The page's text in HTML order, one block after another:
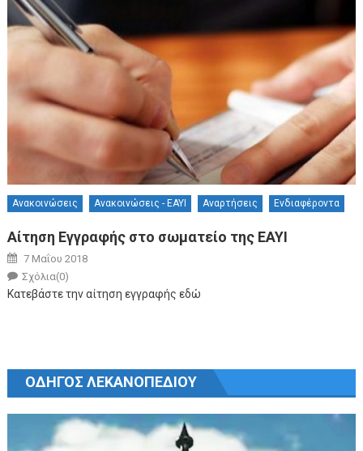
Ανακοινώσεις Ανακοινώσεις - ΕΑΥΙ Αναρτήσεις Ενδιαφέροντα
Αίτηση Εγγραφής στο σωματείο της ΕΑΥΙ
Posted on
7 Μαΐου 2018
Author
Σχόλια(0)
Κατεβάστε την αίτηση εγγραφής εδώ
ΟΔΗΓΟΣ ΛΕΚΑΝΟΠΕΔΙΟΥ